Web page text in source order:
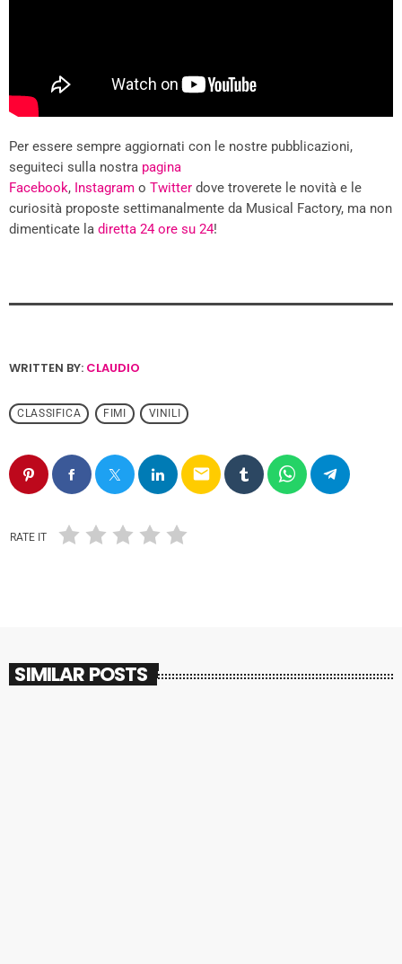
Per essere sempre aggiornati con le nostre pubblicazioni,
seguiteci sulla nostra pagina
Facebook, Instagram o Twitter dove troverete le novità e le
curiosità proposte settimanalmente da Musical Factory, ma non
dimenticate la diretta 24 ore su 24!
WRITTEN BY: CLAUDIO
CLASSIFICA FIMI VINILI
email
RATE IT
SIMILAR POSTS